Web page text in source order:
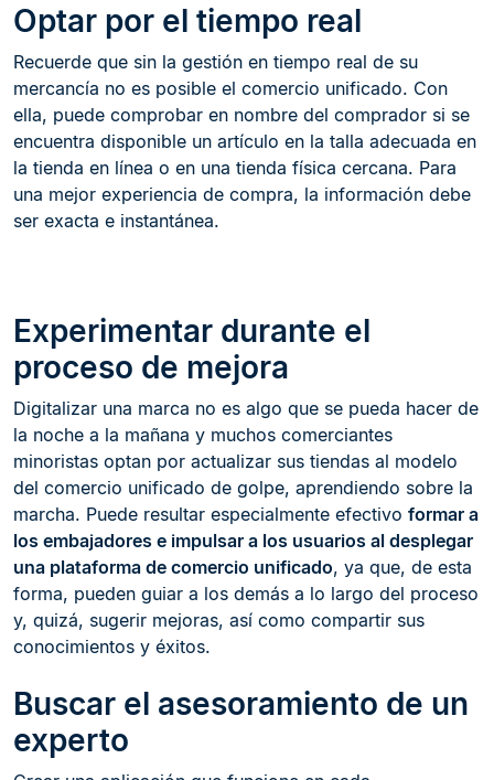
Optar por el tiempo real
Recuerde que sin la gestión en tiempo real de su
mercancía no es posible el comercio unificado. Con
ella, puede comprobar en nombre del comprador si se
encuentra disponible un artículo en la talla adecuada en
la tienda en línea o en una tienda física cercana. Para
una mejor experiencia de compra, la información debe
ser exacta e instantánea.
Experimentar durante el
proceso de mejora
Digitalizar una marca no es algo que se pueda hacer de
la noche a la mañana y muchos comerciantes
minoristas optan por actualizar sus tiendas al modelo
del comercio unificado de golpe, aprendiendo sobre la
marcha. Puede resultar especialmente efectivo formar a
los embajadores e impulsar a los usuarios al desplegar
una plataforma de comercio unificado, ya que, de esta
forma, pueden guiar a los demás a lo largo del proceso
y, quizá, sugerir mejoras, así como compartir sus
conocimientos y éxitos.
Buscar el asesoramiento de un
experto